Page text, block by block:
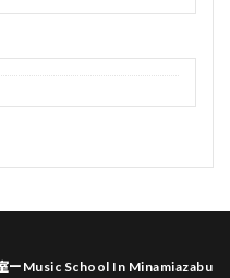
ーMusic School In Minamiazabu